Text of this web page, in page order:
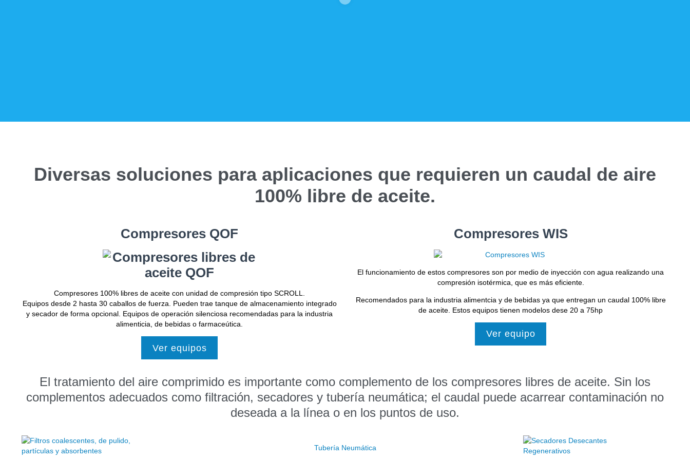
Diversas soluciones para aplicaciones que requieren un caudal de aire
100% libre de aceite.
Compresores QOF
Compresores 100% libres de aceite con unidad de compresión tipo SCROLL.
Equipos desde 2 hasta 30 caballos de fuerza. Pueden trae tanque de almacenamiento integrado
y secador de forma opcional. Equipos de operación silenciosa recomendadas para la industria
alimenticia, de bebidas o farmaceútica.
Ver equipos
Compresores WIS
El funcionamiento de estos compresores son por medio de inyección con agua realizando una
compresión isotérmica, que es más eficiente.
Recomendados para la industria alimentcia y de bebidas ya que entregan un caudal 100% libre
de aceite. Estos equipos tienen modelos dese 20 a 75hp
Ver equipo
El tratamiento del aire comprimido es importante como complemento de los compresores libres de aceite. Sin los
complementos adecuados como filtración, secadores y tubería neumática; el caudal puede acarrear contaminación no
deseada a la línea o en los puntos de uso.
Tubería Neumática